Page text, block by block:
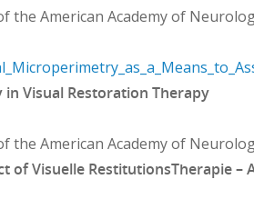
American Academy of
Visual Restoration Therapy
American Academy of
Visuelle RestitutionsTherapie –